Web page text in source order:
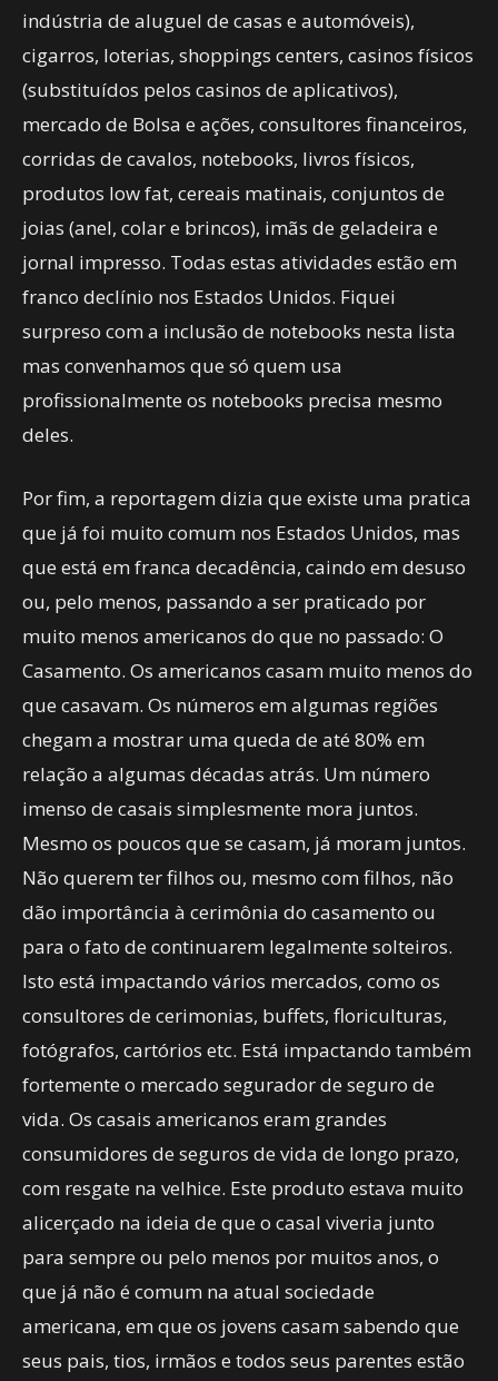
indústria de aluguel de casas e automóveis),
cigarros, loterias, shoppings centers, casinos físicos
(substituídos pelos casinos de aplicativos),
mercado de Bolsa e ações, consultores financeiros,
corridas de cavalos, notebooks, livros físicos,
produtos low fat, cereais matinais, conjuntos de
joias (anel, colar e brincos), imãs de geladeira e
jornal impresso. Todas estas atividades estão em
franco declínio nos Estados Unidos. Fiquei
surpreso com a inclusão de notebooks nesta lista
mas convenhamos que só quem usa
profissionalmente os notebooks precisa mesmo
deles.
Por fim, a reportagem dizia que existe uma pratica
que já foi muito comum nos Estados Unidos, mas
que está em franca decadência, caindo em desuso
ou, pelo menos, passando a ser praticado por
muito menos americanos do que no passado: O
Casamento. Os americanos casam muito menos do
que casavam. Os números em algumas regiões
chegam a mostrar uma queda de até 80% em
relação a algumas décadas atrás. Um número
imenso de casais simplesmente mora juntos.
Mesmo os poucos que se casam, já moram juntos.
Não querem ter filhos ou, mesmo com filhos, não
dão importância à cerimônia do casamento ou
para o fato de continuarem legalmente solteiros.
Isto está impactando vários mercados, como os
consultores de cerimonias, buffets, floriculturas,
fotógrafos, cartórios etc. Está impactando também
fortemente o mercado segurador de seguro de
vida. Os casais americanos eram grandes
consumidores de seguros de vida de longo prazo,
com resgate na velhice. Este produto estava muito
alicerçado na ideia de que o casal viveria junto
para sempre ou pelo menos por muitos anos, o
que já não é comum na atual sociedade
americana, em que os jovens casam sabendo que
seus pais, tios, irmãos e todos seus parentes estão